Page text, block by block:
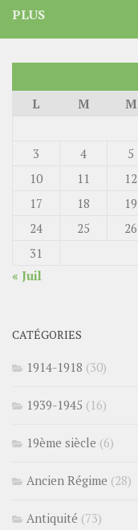
PLUS
L
M M
3
4 5
10
11 12
17
18 19
24
25 26
31
« Juil
CATÉGORIES
1914-1918 (30)
1939-1945 (16)
19ème siècle (6)
Ancien Régime (28)
Antiquité (73)